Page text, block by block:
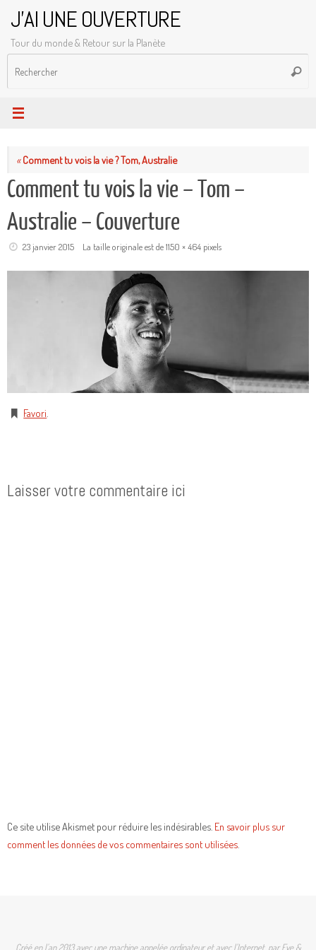
contenu
J'AI UNE OUVERTURE
Tour du monde & Retour sur la Planète
«Comment tu vois la vie ? Tom, Australie
Comment tu vois la vie – Tom –
Australie – Couverture
23 janvier 2015 La taille originale est de1150 × 464pixels
Favori
Laisser votre commentaire ici
Ce site utilise Akismet pour réduire les indésirables. En savoir plus sur
comment les données de vos commentaires sont utilisées
Créé en l'an 2013 avec une machine appelée ordinateur et avec l'Internet, par Eve &